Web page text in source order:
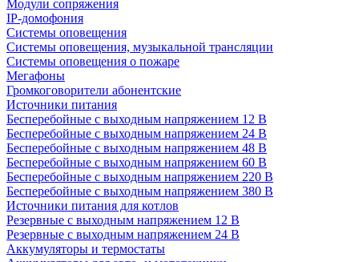
Модули сопряжения
IP-домофония
Системы оповещения
Системы оповещения, музыкальной трансляции
Системы оповещения о пожаре
Мегафоны
Громкоговорители абонентские
Источники питания
Бесперебойные с выходным напряжением 12 В
Бесперебойные с выходным напряжением 24 В
Бесперебойные с выходным напряжением 48 В
Бесперебойные с выходным напряжением 60 В
Бесперебойные с выходным напряжением 220 В
Бесперебойные с выходным напряжением 380 В
Источники питания для котлов
Резервные с выходным напряжением 12 В
Резервные с выходным напряжением 24 В
Аккумуляторы и термостаты